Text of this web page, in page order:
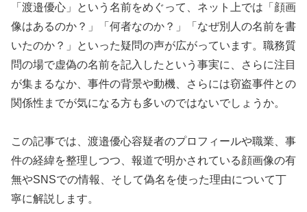
「渡邉優心」という名前をめぐって、ネット上では「顔画
像はあるのか？」「何者なのか？」「なぜ別人の名前を書
いたのか？」といった疑問の声が広がっています。職務質
問の場で虚偽の名前を記入したという事実に、さらに注目
が集まるなか、事件の背景や動機、さらには窃盗事件との
関係性までが気になる方も多いのではないでしょうか。
この記事では、渡邉優心容疑者のプロフィールや職業、事
件の経緯を整理しつつ、報道で明かされている顔画像の有
無やSNSでの情報、そして偽名を使った理由について丁
寧に解説します。